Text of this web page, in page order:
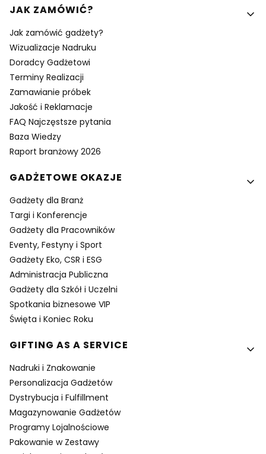
Linki w stopce
JAK ZAMÓWIĆ?
Jak zamówić gadżety?
Wizualizacje Nadruku
Doradcy Gadżetowi
Terminy Realizacji
Zamawianie próbek
Jakość i Reklamacje
FAQ Najczęstsze pytania
Baza Wiedzy
Raport branżowy 2026
GADŻETOWE OKAZJE
Gadżety dla Branż
Targi i Konferencje
Gadżety dla Pracowników
Eventy, Festyny i Sport
Gadżety Eko, CSR i ESG
Administracja Publiczna
Gadżety dla Szkół i Uczelni
Spotkania biznesowe VIP
Święta i Koniec Roku
GIFTING AS A SERVICE
Nadruki i Znakowanie
Personalizacja Gadżetów
Dystrybucja i Fulfillment
Magazynowanie Gadżetów
Programy Lojalnościowe
Pakowanie w Zestawy